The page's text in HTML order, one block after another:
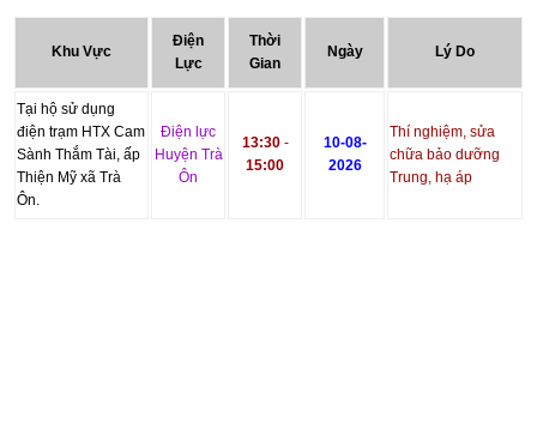
Khu Vực
Điện
Lực
Thời
Gian
Ngày Lý Do
Tại hộ sử dụng
điện trạm HTX Cam
Sành Thắm Tài, ấp
Thiện Mỹ xã Trà
Ôn.
Điện lực
Huyện Trà
Ôn
13:30-
15:00
10-08-
2026
Thí nghiệm, sửa
chữa bảo dưỡng
Trung, hạ áp